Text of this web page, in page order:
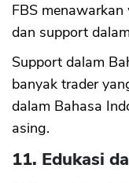
FBS
dan support
Support dalam
banyak trader
dalam Bahasa
asing.
11. Edukasi